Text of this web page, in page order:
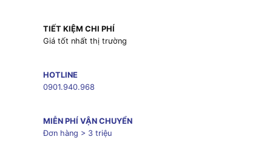
TIẾT KIỆM CHI PHÍ
Giá tốt nhất thị trường
HOTLINE
0901.940.968
MIỄN PHÍ VẬN CHUYỂN
Đơn hàng > 3 triệu